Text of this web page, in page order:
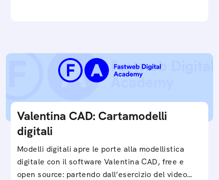
Valentina CAD: Cartamodelli
digitali
Modelli digitali apre le porte alla modellistica
digitale con il software Valentina CAD, free e
open source: partendo dall’esercizio del video…